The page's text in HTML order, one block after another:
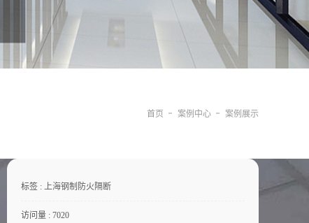
首页 案例中心 案例展示
标签 : 上海钢制防火隔断
访问量 : 7020